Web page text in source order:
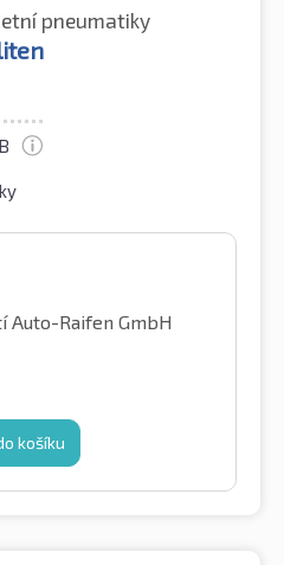
pneumatiky
Auto-Raifen GmbH
košíku